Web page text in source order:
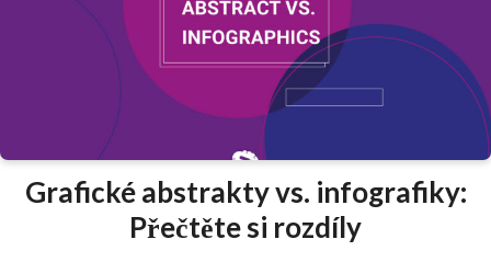
Grafické abstrakty vs. infografiky:
Přečtěte si rozdíly